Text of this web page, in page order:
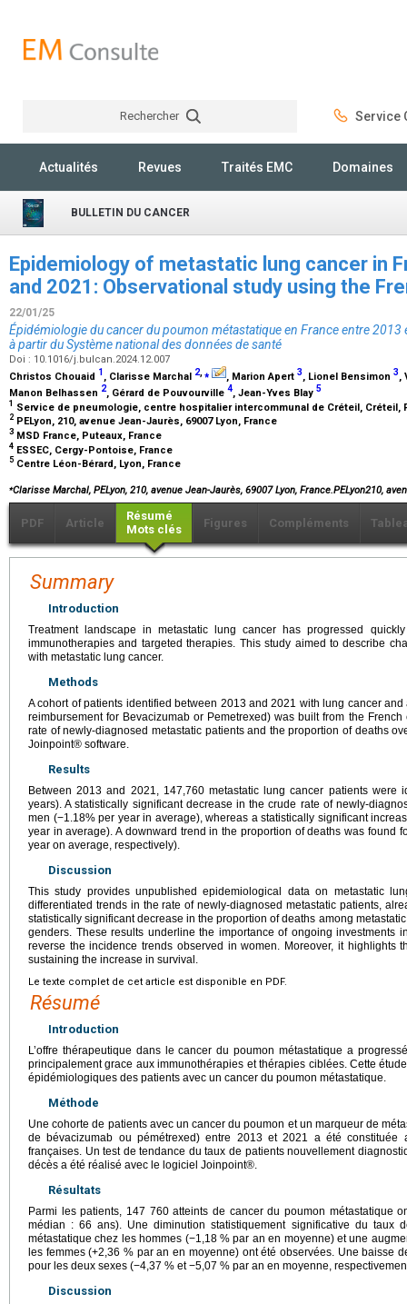
Rechercher Service
Actualités Revues Traités EMC Domaines
BULLETIN DU CANCER
Epidemiology of metastatic lung cancer in
and 2021: Observational study using the
22/01/25
Épidémiologie du cancer du poumon métastatique en France entre
à partir du Système national des données de santé
Doi : 10.1016/j.bulcan.2024.12.007
Christos Chouaid 1 , Clarisse Marchal 2,⁎ , Marion Apert 3, Lionel Bensimon 3,
Manon Belhassen 2, Gérard de Pouvourville 4, Jean-Yves Blay 5
1 Service de pneumologie, centre hospitalier intercommunal de Créteil, Créteil,
2 PELyon, 210, avenue Jean-Jaurès, 69007 Lyon, France
3 MSD France, Puteaux, France
4 ESSEC, Cergy-Pontoise, France
5 Centre Léon-Bérard, Lyon, France
⁎Clarisse Marchal, PELyon, 210, avenue Jean-Jaurès, 69007 Lyon, France.PELyon210,
PDF Article
Résumé
Mots clés
Figures Compléments
Summary
Introduction
Treatment landscape in metastatic lung cancer has progressed
immunotherapies and targeted therapies. This study aimed to describe
with metastatic lung cancer.
Methods
A cohort of patients identified between 2013 and 2021 with lung cancer
reimbursement for Bevacizumab or Pemetrexed) was built from the
rate of newly-diagnosed metastatic patients and the proportion of deaths
Joinpoint® software.
Results
Between 2013 and 2021, 147,760 metastatic lung cancer patients were
years). A statistically significant decrease in the crude rate of newly-
men (−1.18% per year in average), whereas a statistically significant
year in average). A downward trend in the proportion of deaths was found
year on average, respectively).
Discussion
This study provides unpublished epidemiological data on metastatic
differentiated trends in the rate of newly-diagnosed metastatic patients,
statistically significant decrease in the proportion of deaths among
genders. These results underline the importance of ongoing investments
reverse the incidence trends observed in women. Moreover, it highlights
sustaining the increase in survival.
Le texte complet de cet article est disponible en PDF.
Résumé
Introduction
L’offre thérapeutique dans le cancer du poumon métastatique a
principalement grace aux immunothérapies et thérapies ciblées. Cette
épidémiologiques des patients avec un cancer du poumon métastatique.
Méthode
Une cohorte de patients avec un cancer du poumon et un marqueur de
de bévacizumab ou pémétrexed) entre 2013 et 2021 a été constituée
françaises. Un test de tendance du taux de patients nouvellement
décès a été réalisé avec le logiciel Joinpoint®.
Résultats
Parmi les patients, 147 760 atteints de cancer du poumon métastatique
médian : 66 ans). Une diminution statistiquement significative du taux
métastatique chez les hommes (−1,18 % par an en moyenne) et une
les femmes (+2,36 % par an en moyenne) ont été observées. Une baisse
pour les deux sexes (−4,37 % et −5,07 % par an en moyenne,
Discussion